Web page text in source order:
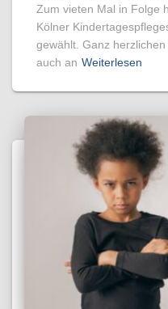
Zum vieten Mal in Folge
Kölner
gewählt. Ganz
auch an Weiterlesen